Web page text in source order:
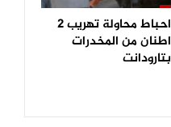
احباط محاولة تهريب 2
اطنان من المخدرات
بتارودانت